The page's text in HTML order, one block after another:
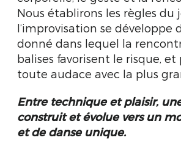
Nous établirons les règles du
l’improvisation se développe
donné dans lequel la
balises favorisent le risque,
toute audace avec la plus
Entre technique et plaisir,
construit et évolue vers un
et de danse unique.